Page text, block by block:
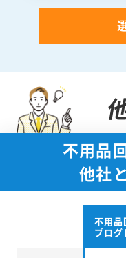
不用品
他社
不用品
プログ